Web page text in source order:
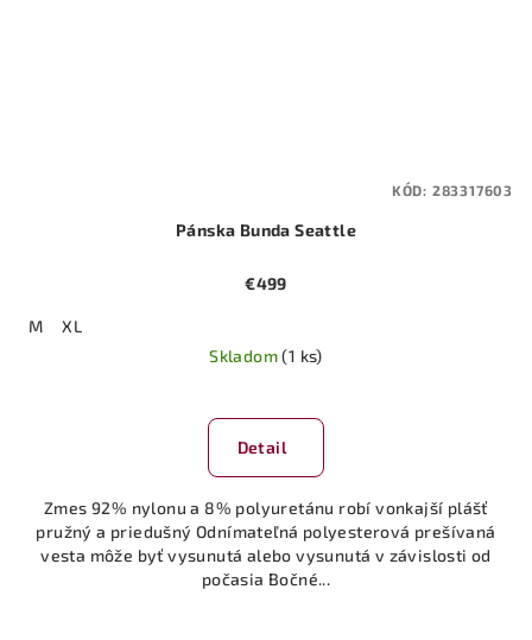
Pánska Bunda Seattle
€499
M
XL
Skladom(1 ks)
Detail
Zmes 92% nylonu a 8% polyuretánu robí vonkajší plášť
pružný a priedušný Odnímateľná polyesterová prešívaná
vesta môže byť vysunutá alebo vysunutá v závislosti od
počasia Bočné...
KÓD: 283317603